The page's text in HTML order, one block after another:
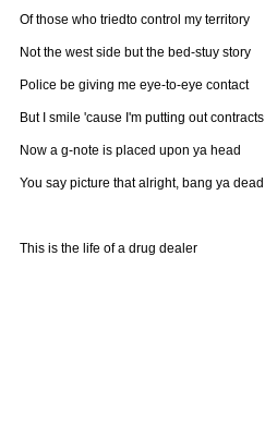
Of those who triedto control my territory
Not the west side but the bed-stuy story
Police be giving me eye-to-eye contact
But I smile 'cause I'm putting out contracts
Now a g-note is placed upon ya head
You say picture that alright, bang ya dead
This is the life of a drug dealer